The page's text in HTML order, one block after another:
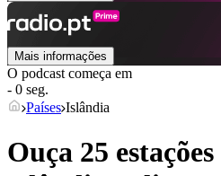
Mais informações
O podcast começa em
- 0 seg.
Países Islândia
Ouça 25